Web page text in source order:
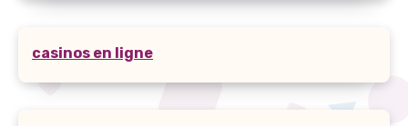
casinos en ligne